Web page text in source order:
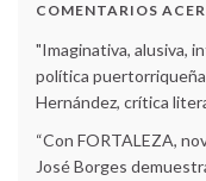
COMENTARIOS
"Imaginativa, alusiva,
política
Hernández, crítica
“Con FORTALEZA,
José Borges